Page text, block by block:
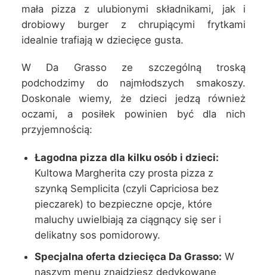
mała pizza z ulubionymi składnikami, jak i
drobiowy burger z chrupiącymi frytkami
idealnie trafiają w dziecięce gusta.
W Da Grasso ze szczególną troską
podchodzimy do najmłodszych smakoszy.
Doskonale wiemy, że dzieci jedzą również
oczami, a posiłek powinien być dla nich
przyjemnością:
Łagodna pizza dla kilku osób i dzieci:
Kultowa Margherita czy prosta pizza z
szynką Semplicita (czyli Capriciosa bez
pieczarek) to bezpieczne opcje, które
maluchy uwielbiają za ciągnący się ser i
delikatny sos pomidorowy.
Specjalna oferta dziecięca Da Grasso: W
naszym menu znajdziesz dedykowane